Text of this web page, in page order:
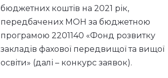
бюджетних коштів на 2021 рік,
передбачених МОН за бюджетною
програмою 2201140 «Фонд розвитку
закладів фахової передвищої та вищої
освіти» (далі – конкурс заявок).